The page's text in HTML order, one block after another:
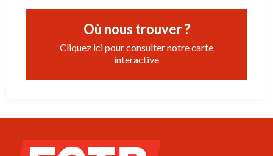
Où nous trouver ?
Cliquez ici pour consulter notre carte
interactive